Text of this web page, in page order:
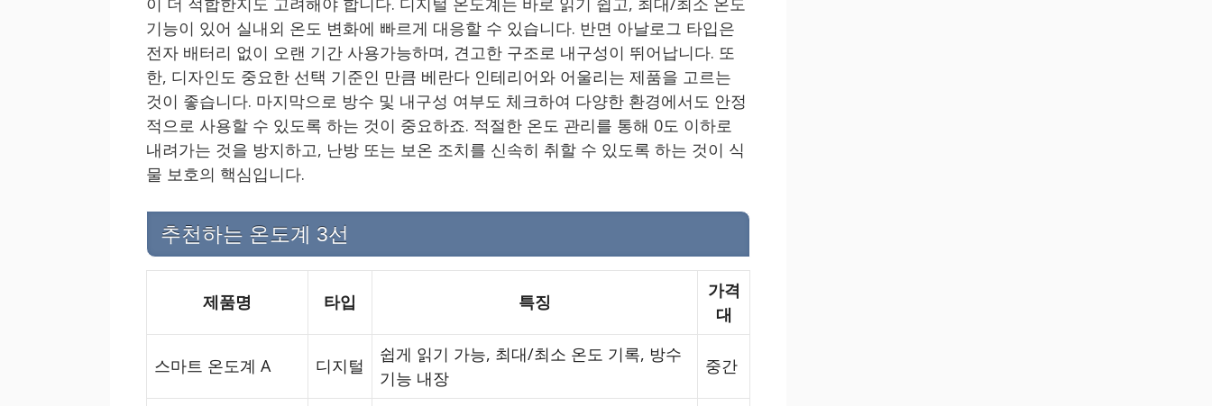
기능이 있어 실내외 온도 변화에 빠르게 대응할 수 있습니다. 반면 아날로그 타입은
전자 배터리 없이 오랜 기간 사용가능하며, 견고한 구조로 내구성이 뛰어납니다. 또
한, 디자인도 중요한 선택 기준인 만큼 베란다 인테리어와 어울리는 제품을 고르는
것이 좋습니다. 마지막으로 방수 및 내구성 여부도 체크하여 다양한 환경에서도 안정
적으로 사용할 수 있도록 하는 것이 중요하죠. 적절한 온도 관리를 통해 0도 이하로
내려가는 것을 방지하고, 난방 또는 보온 조치를 신속히 취할 수 있도록 하는 것이 식
물 보호의 핵심입니다.
추천하는 온도계 3선
제품명 타입 특징
가격
대
스마트 온도계 A 디지털
쉽게 읽기 가능, 최대/최소 온도 기록, 방수
기능 내장
중간